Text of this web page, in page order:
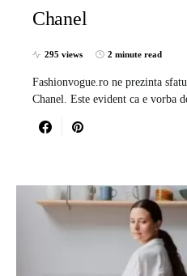
Chanel
295 views 2 minute read
Fashionvogue.ro ne prezinta
Chanel. Este evident ca e vorba